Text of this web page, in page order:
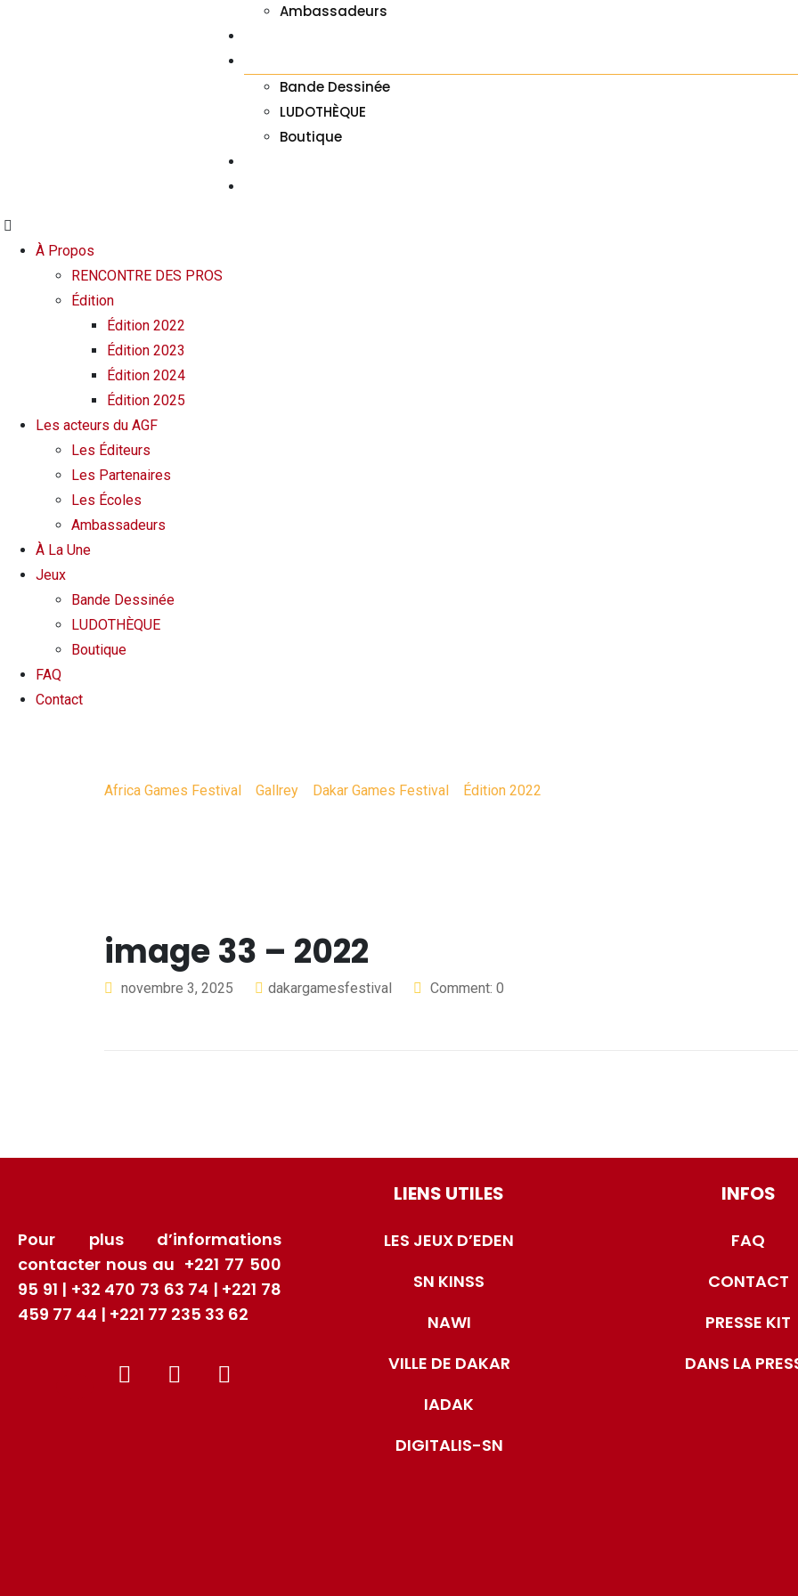
Ambassadeurs
Bande Dessinée
LUDOTHÈQUE
Boutique
À Propos
RENCONTRE DES PROS
Édition
Édition 2022
Édition 2023
Édition 2024
Édition 2025
Les acteurs du AGF
Les Éditeurs
Les Partenaires
Les Écoles
Ambassadeurs
À La Une
Jeux
Bande Dessinée
LUDOTHÈQUE
Boutique
FAQ
Contact
Africa Games Festival Gallrey Dakar Games Festival Édition 2022
image 33 – 2022
novembre 3, 2025 dakargamesfestival Comment: 0
Pour plus d’informations
contacter nous au +221 77 500
95 91 | +32 470 73 63 74 | +221 78
459 77 44 | +221 77 235 33 62
LIENS UTILES
LES JEUX D’EDEN
SN KINSS
NAWI
VILLE DE DAKAR
IADAK
DIGITALIS-SN
INFOS
FAQ
CONTACT
PRESSE KIT
DANS LA